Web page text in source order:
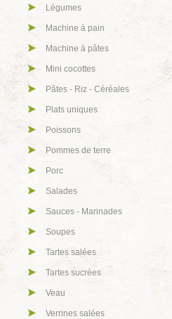
Légumes
Machine à pain
Machine à pâtes
Mini cocottes
Pâtes - Riz - Céréales
Plats uniques
Poissons
Pommes de terre
Porc
Salades
Sauces - Marinades
Soupes
Tartes salées
Tartes sucrées
Veau
Verrines salées